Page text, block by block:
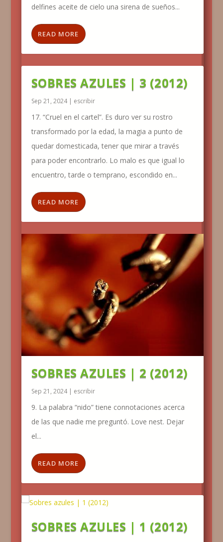
delfines aceite de cielo una sirena de sueños...
READ MORE
SOBRES AZULES | 3 (2012)
Sep 21, 2024| escribir
17. “Cruel en el cartel”. Es duro ver su rostro
transformado por la edad, la magia a punto de
quedar domesticada, tener que mirar a través
para poder encontrarlo. Lo malo es que igual lo
encuentro, tarde o temprano, escondido en...
READ MORE
SOBRES AZULES | 2 (2012)
Sep 21, 2024| escribir
9. La palabra “nido” tiene connotaciones acerca
de las que nadie me preguntó. Love nest. Dejar
el...
READ MORE
SOBRES AZULES | 1 (2012)